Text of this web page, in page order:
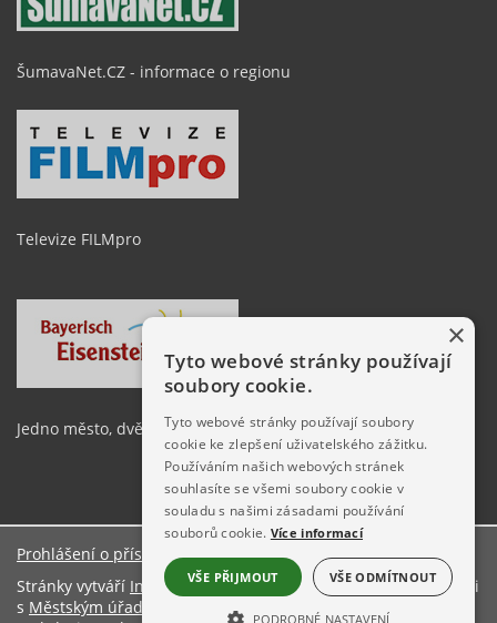
ŠumavaNet.CZ - informace o regionu
Televize FILMpro
Jedno město, dvě země
Prohlášení o přístupnosti
O stránkách
Stránky vytváří Informační server ŠumavaNet.CZve spolupráci
s Městským úřadem Železná Ruda
×
Tyto webové stránky používají
soubory cookie.
Tyto webové stránky používají soubory
cookie ke zlepšení uživatelského zážitku.
Používáním našich webových stránek
souhlasíte se všemi soubory cookie v
souladu s našimi zásadami používání
souborů cookie. Více informací
VŠE PŘIJMOUT VŠE ODMÍTNOUT
PODROBNÉ NASTAVENÍ